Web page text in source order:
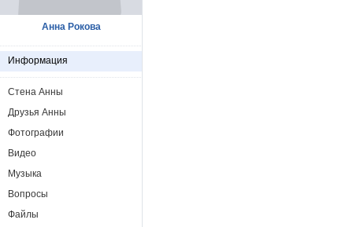
Анна Рокова
Информация
Стена Анны
Друзья Анны
Фотографии
Видео
Музыка
Вопросы
Файлы